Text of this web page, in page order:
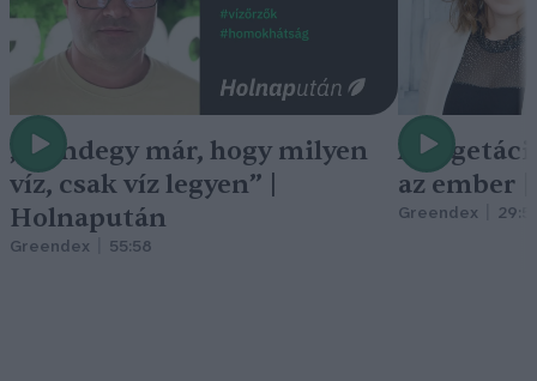
„Mindegy már, hogy milyen
víz, csak víz legyen” |
Holnapután
Greendex 55:58
A
az ember
Greendex